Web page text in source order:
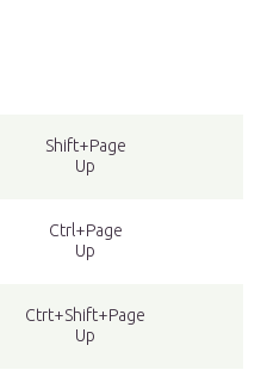
Shift+Page
Up
Ctrl+Page
Up
Ctrt+Shift+Page
Up